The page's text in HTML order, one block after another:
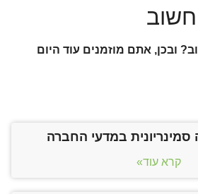
ובכן, אתם מוזמנים עוד היום
סמינריונית במדעי החברה
קרא עוד»